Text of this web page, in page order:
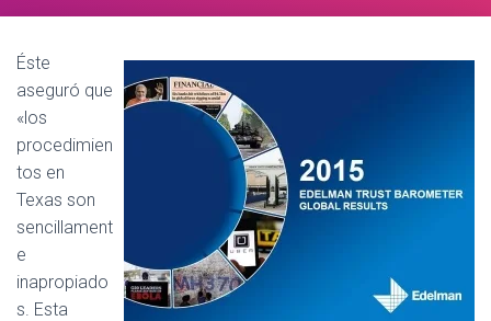
C
Éste
aseguró que
«los
procedimien
tos en
Texas son
sencillament
e
inapropiado
s. Esta